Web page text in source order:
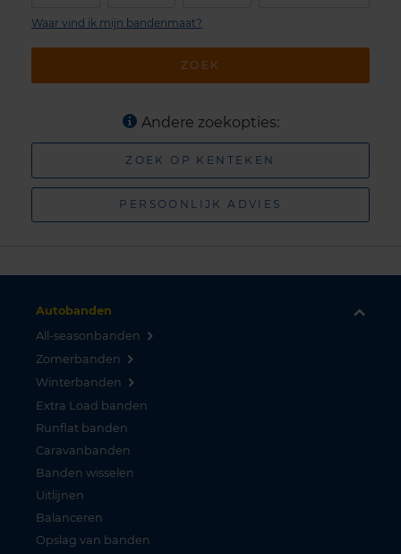
ZOEK
Waar vind ik mijn bandenmaat?
Andere zoekopties:
ZOEK OP KENTEKEN
PERSOONLIJK ADVIES
Autobanden
All-seasonbanden
Zomerbanden
Winterbanden
Extra Load banden
Runflat banden
Caravanbanden
Banden wisselen
Uitlijnen
Balanceren
Opslag van banden